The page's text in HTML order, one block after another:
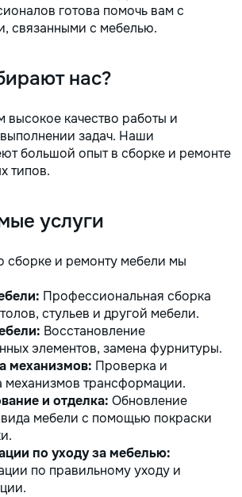
готова помочь вам с
связанными с мебелью.
нас?
качество работы и
задач. Наши
большой опыт в сборке и ремонте
типов.
услуги
сборке и ремонту мебели мы
Профессиональная сборка
стульев и другой мебели.
Восстановление
элементов, замена фурнитуры.
механизмов: Проверка и
механизмов трансформации.
и отделка: Обновление
мебели с помощью покраски
по уходу за мебелью:
по правильному уходу и